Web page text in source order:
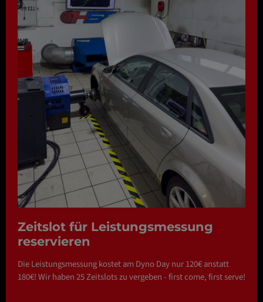
Zeitslot für Leistungsmessung
reservieren
Die Leistungsmessung kostet am Dyno Day nur 120€ anstatt
180€! Wir haben 25 Zeitslots zu vergeben - first come, first serve!